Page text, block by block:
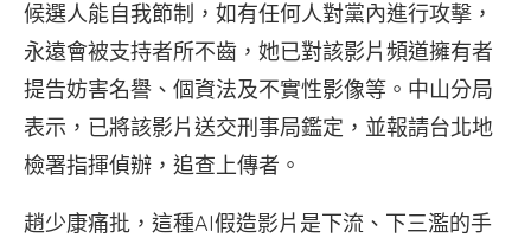
候選人能自我節制，如有任何人對黨內進行攻擊，
永遠會被支持者所不齒，她已對該影片頻道擁有者
提告妨害名譽、個資法及不實性影像等。中山分局
表示，已將該影片送交刑事局鑑定，並報請台北地
檢署指揮偵辦，追查上傳者。
趙少康痛批，這種AI假造影片是下流、下三濫的手